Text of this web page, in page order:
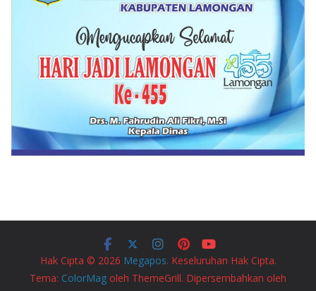
Hak Cipta © 2026 Megapos. Keseluruhan Hak Cipta.
Tema: ColorMag oleh ThemeGrill. Dipersembahkan oleh